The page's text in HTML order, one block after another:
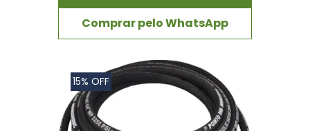
Comprar pelo WhatsApp
15% OFF